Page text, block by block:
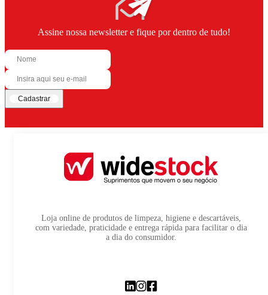
Assine nossa newsletter e fique por dentro de tudo!
Cadastrar
Loja online de produtos de limpeza, higiene e descartáveis,
com variedade, praticidade e entrega rápida para facilitar o dia
a dia do consumidor.